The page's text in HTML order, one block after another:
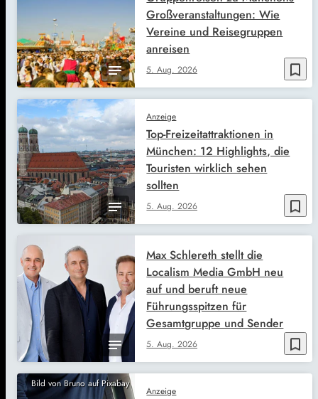
bookmark_border
5. Aug. 2026
Großveranstaltungen: Wie
Vereine und Reisegruppen
anreisen
bookmark_border
Anzeige
5. Aug. 2026
Top-Freizeitattraktionen in
München: 12 Highlights, die
Touristen wirklich sehen
sollten
bookmark_border
5. Aug. 2026
Max Schlereth stellt die
Localism Media GmbH neu
auf und beruft neue
Führungsspitzen für
Gesamtgruppe und Sender
Bild von Bruno auf Pixabay
Anzeige